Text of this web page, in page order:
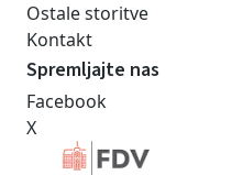
Ostale storitve
Kontakt
Spremljajte nas
Facebook
X